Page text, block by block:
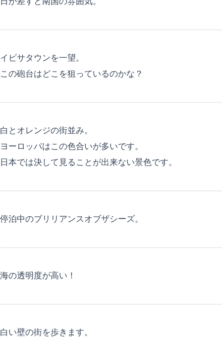
イビサタウンを一望。
この砲台はどこを狙っているのかな？
白とオレンジの街並み。
ヨーロッパはこの色合いが多いです。
日本では決して見ることが出来ない景色です。
停泊中のブリリアンスオブザシーズ。
海の透明度が高い！
白い壁の街を歩きます。